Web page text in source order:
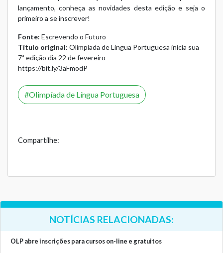
lançamento, conheça as novidades desta edição e seja o
primeiro a se inscrever!
Fonte: Escrevendo o Futuro
Título original: Olimpíada de Língua Portuguesa inicia sua
7ª edição dia 22 de fevereiro
https://bit.ly/3aFmodP
Olimpíada de Língua Portuguesa
Compartilhe:
NOTÍCIAS RELACIONADAS:
OLP abre inscrições para cursos on-line e gratuitos